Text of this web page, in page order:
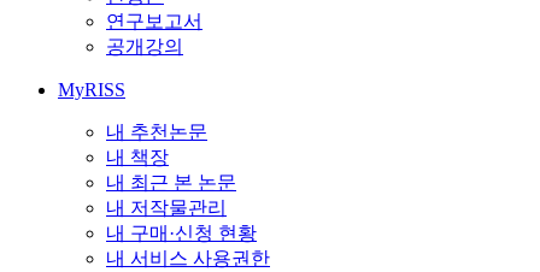
연구보고서
공개강의
MyRISS
내 추천논문
내 책장
내 최근 본 논문
내 저작물관리
내 구매·신청 현황
내 서비스 사용권한